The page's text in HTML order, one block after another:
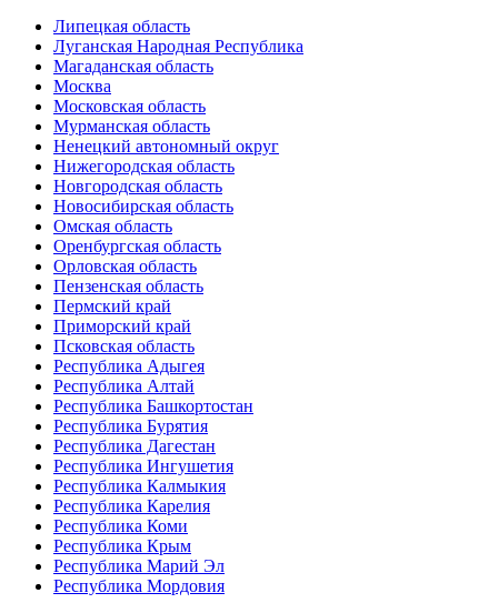
Липецкая область
Луганская Народная Республика
Магаданская область
Москва
Московская область
Мурманская область
Ненецкий автономный округ
Нижегородская область
Новгородская область
Новосибирская область
Омская область
Оренбургская область
Орловская область
Пензенская область
Пермский край
Приморский край
Псковская область
Республика Адыгея
Республика Алтай
Республика Башкортостан
Республика Бурятия
Республика Дагестан
Республика Ингушетия
Республика Калмыкия
Республика Карелия
Республика Коми
Республика Крым
Республика Марий Эл
Республика Мордовия